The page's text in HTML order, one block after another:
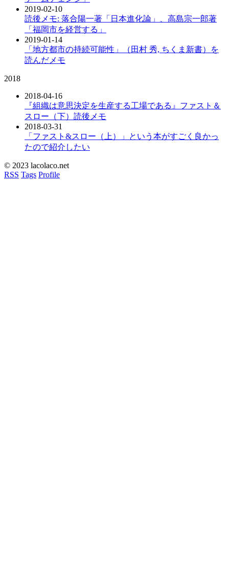
2019-02-10
読後メモ: 落合陽一著「日本進化論」、高島宗一郎著
「福岡市を経営する」
2019-01-14
「地方都市の持続可能性」（田村 秀, ちくま新書）を
読んだメモ
2018
2018-04-16
『組織は意思決定を生産する工場である』ファスト＆
スロー（下）読後メモ
2018-03-31
「ファスト&スロー（上）」という本がすごく良かっ
たので紹介したい
© 2023 lacolaco.net
RSS Tags Profile